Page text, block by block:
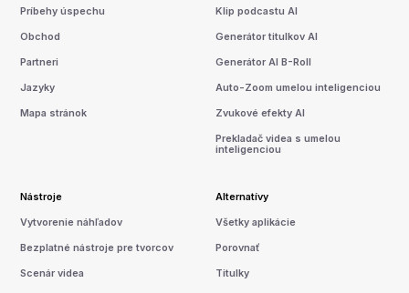
Príbehy úspechu
Obchod
Partneri
Jazyky
Mapa stránok
Klip podcastu AI
Generátor titulkov AI
Generátor AI B-Roll
Auto-Zoom umelou inteligenciou
Zvukové efekty AI
Prekladač videa s umelou
inteligenciou
Nástroje
Vytvorenie náhľadov
Bezplatné nástroje pre tvorcov
Scenár videa
Alternatívy
Všetky aplikácie
Porovnať
Titulky